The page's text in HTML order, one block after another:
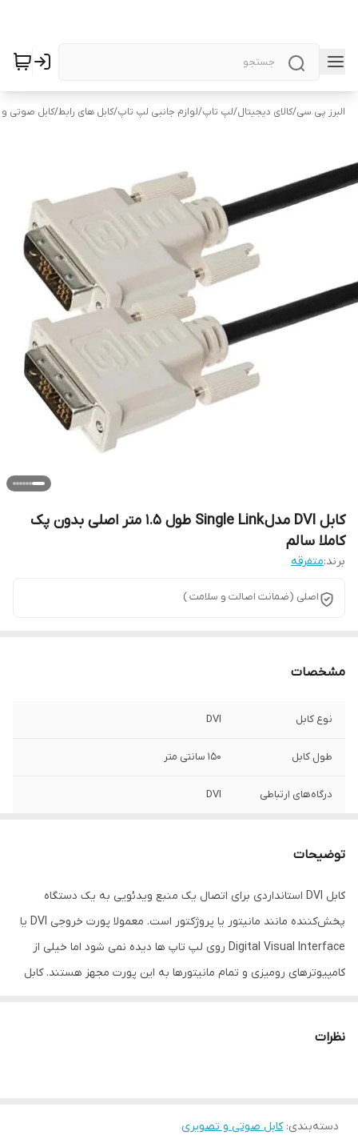
البرز پی سی/کالای دیجیتال/لپ تاپ/لوازم جانبی لپ تاپ/کابل های رابط/کابل صوتی
کابل DVI مدل Single Link طول 1.5 متر اصلی بدون پک
کاملا سالم
برند:متفرقه
اصلی (ضمانت اصالت و سلامت )
مشخصات
نوع کابل DVI
طول کابل 150 سانتی متر
درگاه‌های ارتباطی DVI
توضیحات
کابل DVI استانداردی برای اتصال یک منبع ویدئویی به یک دستگاه
پخش‌کننده مانند مانیتور یا پروژکتور است. معمولا پورت خروجی DVI یا
Digital Visual Interface روی لپ تاپ ها دیده نمی شود اما خیلی از
کامپیوترهای رومیزی و تمام مانیتورها به این پورت مجهز هستند. کابل
نمی دهد.
نظرات
دسته‌بندی:کابل صوتی و تصویری